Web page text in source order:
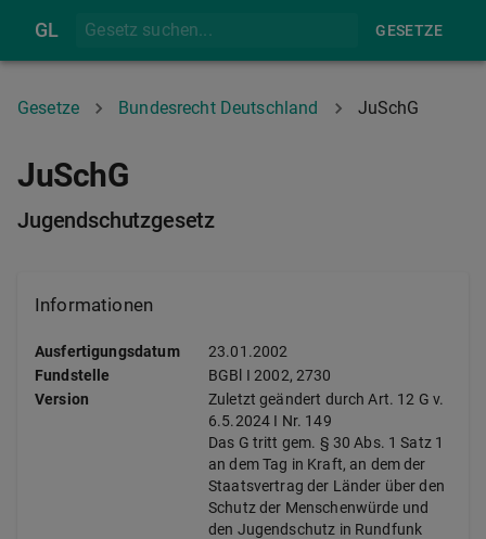
GL GESETZE
Gesetze Bundesrecht Deutschland JuSchG
JuSchG
Jugendschutzgesetz
Informationen
Ausfertigungsdatum
23.01.2002
Fundstelle
BGBl I 2002, 2730
Version
Zuletzt geändert durch Art. 12 G v.
6.5.2024 I Nr. 149
Das G tritt gem. § 30 Abs. 1 Satz 1
an dem Tag in Kraft, an dem der
Staatsvertrag der Länder über den
Schutz der Menschenwürde und
den Jugendschutz in Rundfunk